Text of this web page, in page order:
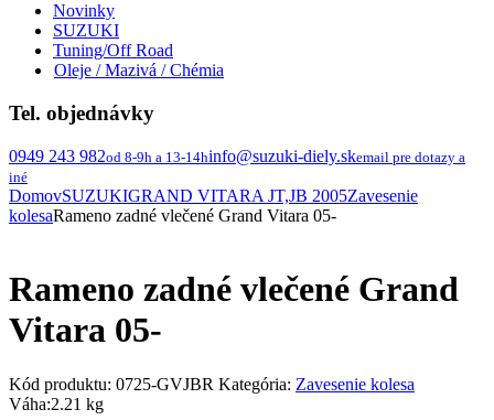
Novinky
SUZUKI
Tuning/Off Road
Oleje / Mazivá / Chémia
Tel. objednávky
0949 243 982od 8-9h a 13-14hinfo@suzuki-diely.skemail pre dotazy a
iné
DomovSUZUKIGRAND VITARA JT,JB 2005Zavesenie
kolesaRameno zadné vlečené Grand Vitara 05-
Rameno zadné vlečené Grand
Vitara 05-
Kód produktu: 0725-GVJBR Kategória: Zavesenie kolesa
Váha:2.21 kg